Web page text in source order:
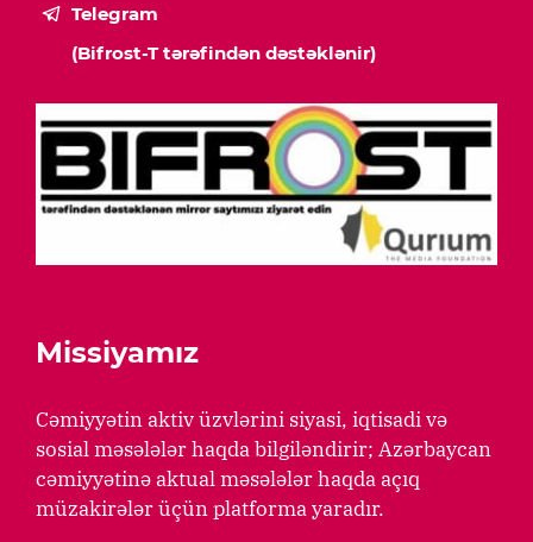
Telegram
(Bifrost-T tərəfindən dəstəklənir)
Missiyamız
Cəmiyyətin aktiv üzvlərini siyasi, iqtisadi və
sosial məsələlər haqda bilgiləndirir; Azərbaycan
cəmiyyətinə aktual məsələlər haqda açıq
müzakirələr üçün platforma yaradır.